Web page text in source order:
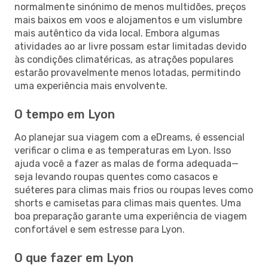
normalmente sinónimo de menos multidões, preços
mais baixos em voos e alojamentos e um vislumbre
mais autêntico da vida local. Embora algumas
atividades ao ar livre possam estar limitadas devido
às condições climatéricas, as atrações populares
estarão provavelmente menos lotadas, permitindo
uma experiência mais envolvente.
O tempo em Lyon
Ao planejar sua viagem com a eDreams, é essencial
verificar o clima e as temperaturas em Lyon. Isso
ajuda você a fazer as malas de forma adequada—
seja levando roupas quentes como casacos e
suéteres para climas mais frios ou roupas leves como
shorts e camisetas para climas mais quentes. Uma
boa preparação garante uma experiência de viagem
confortável e sem estresse para Lyon.
O que fazer em Lyon